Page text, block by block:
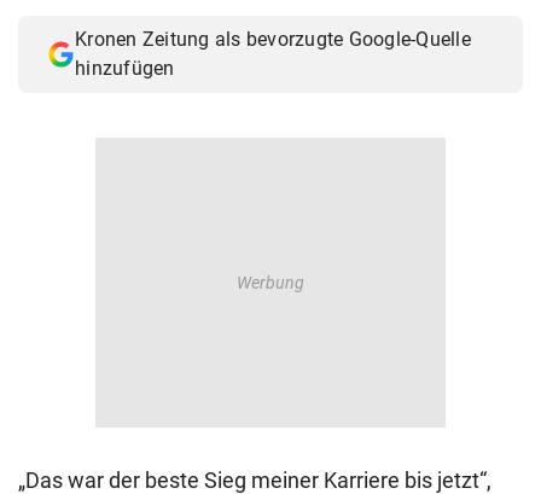
Kronen Zeitung als bevorzugte Google-Quelle
hinzufügen
„Das war der beste Sieg meiner Karriere bis jetzt“,